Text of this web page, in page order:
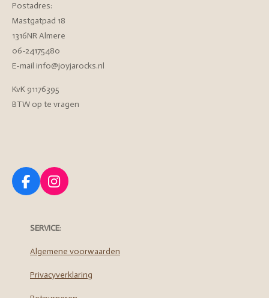
Postadres:
Mastgatpad 18
1316NR Almere
06-24175480
E-mail info@joyjarocks.nl
KvK 91176395
BTW op te vragen
F
a
e
o
k
I
n
t
g
a
SERVICE:
Algemene voorwaarden
Privacyverklaring